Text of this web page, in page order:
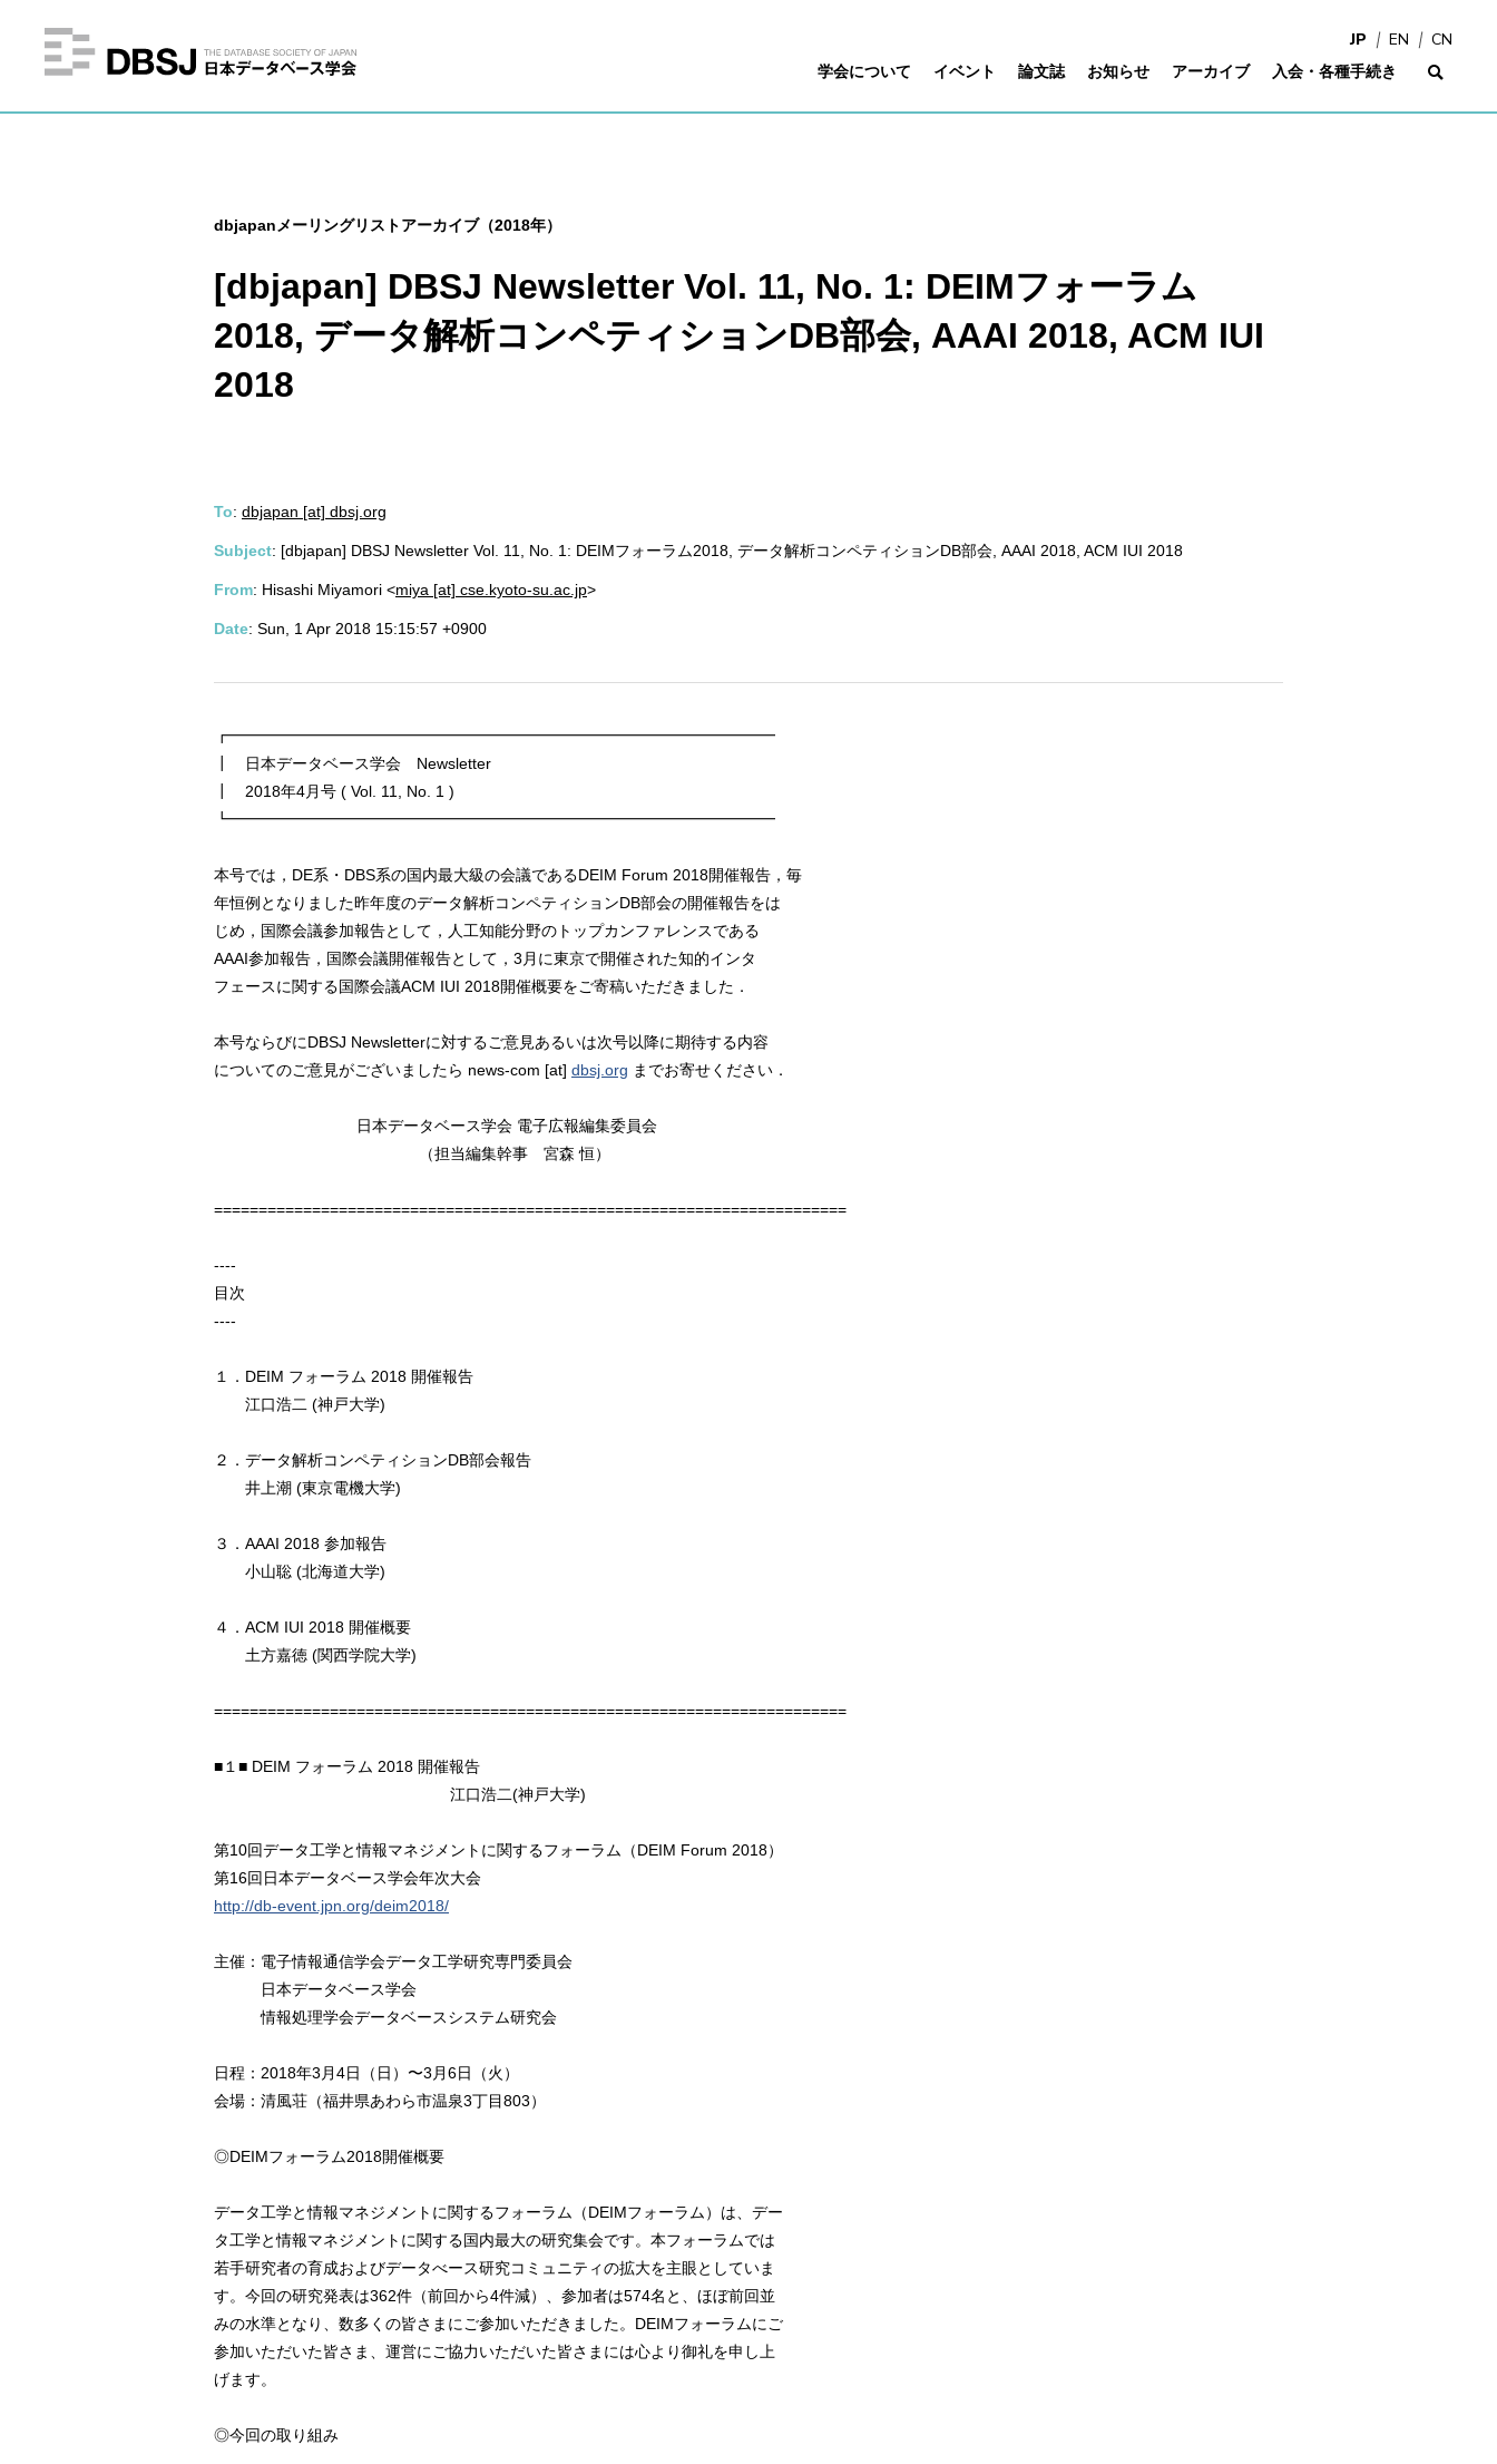
学会について イベント 論文誌 お知らせ アーカイブ 入会・各種手続き
JP EN CN
dbjapanメーリングリストアーカイブ（2018年）
[dbjapan] DBSJ Newsletter Vol. 11, No. 1: DEIMフォーラム
2018, データ解析コンペティションDB部会, AAAI 2018, ACM IUI
2018
To: dbjapan [at] dbsj.org
Subject: [dbjapan] DBSJ Newsletter Vol. 11, No. 1: DEIMフォーラム2018, データ解析コンペティションDB部会, AAAI 2018, ACM IUI 2018
From: Hisashi Miyamori <miya [at] cse.kyoto-su.ac.jp>
Date: Sun, 1 Apr 2018 15:15:57 +0900
┏━━━━━━━━━━━━━━━━━━━━━━━━━━━━━━━━━━━
┃ 日本データベース学会 Newsletter
┃ 2018年4月号 ( Vol. 11, No. 1 )
┗━━━━━━━━━━━━━━━━━━━━━━━━━━━━━━━━━━━
本号では，DE系・DBS系の国内最大級の会議であるDEIM Forum 2018開催報告，毎
年恒例となりました昨年度のデータ解析コンペティションDB部会の開催報告をは
じめ，国際会議参加報告として，人工知能分野のトップカンファレンスである
AAAI参加報告，国際会議開催報告として，3月に東京で開催された知的インタ
フェースに関する国際会議ACM IUI 2018開催概要をご寄稿いただきました．
本号ならびにDBSJ Newsletterに対するご意見あるいは次号以降に期待する内容
についてのご意見がございましたら news-com [at] dbsj.org までお寄せください．
日本データベース学会 電子広報編集委員会
（担当編集幹事 宮森 恒）
=======================================================================
----
目次
----
１．DEIM フォーラム 2018 開催報告
江口浩二 (神戸大学)
２．データ解析コンペティションDB部会報告
井上潮 (東京電機大学)
３．AAAI 2018 参加報告
小山聡 (北海道大学)
４．ACM IUI 2018 開催概要
土方嘉徳 (関西学院大学)
=======================================================================
■１■ DEIM フォーラム 2018 開催報告
江口浩二(神戸大学)
第10回データ工学と情報マネジメントに関するフォーラム（DEIM Forum 2018）
第16回日本データベース学会年次大会
http://db-event.jpn.org/deim2018/
主催：電子情報通信学会データ工学研究専門委員会
日本データベース学会
情報処理学会データベースシステム研究会
日程：2018年3月4日（日）〜3月6日（火）
会場：清風荘（福井県あわら市温泉3丁目803）
◎DEIMフォーラム2018開催概要
データ工学と情報マネジメントに関するフォーラム（DEIMフォーラム）は、デー
タ工学と情報マネジメントに関する国内最大の研究集会です。本フォーラムでは
若手研究者の育成およびデータべース研究コミュニティの拡大を主眼としていま
す。今回の研究発表は362件（前回から4件減）、参加者は574名と、ほぼ前回並
みの水準となり、数多くの皆さまにご参加いただきました。DEIMフォーラムにご
参加いただいた皆さま、運営にご協力いただいた皆さまには心より御礼を申し上
げます。
◎今回の取り組み